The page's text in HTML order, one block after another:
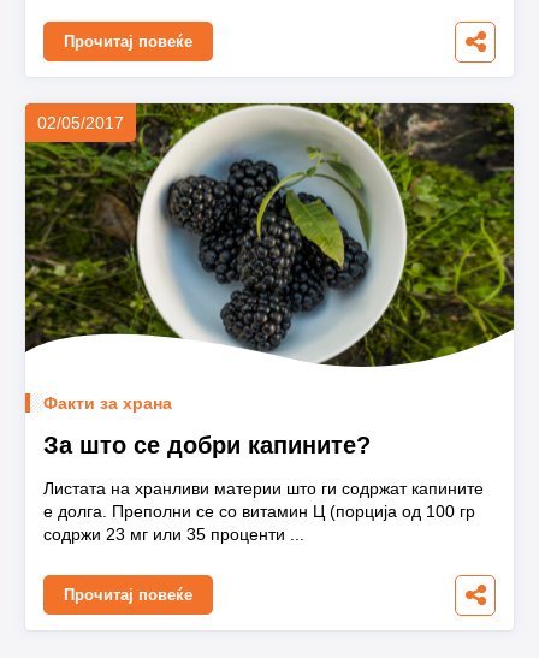
Прочитај повеќе
02/05/2017
Факти за храна
За што се добри капините?
Листата на хранливи материи што ги содржат капините
е долга. Преполни се со витамин Ц (порција од 100 гр
содржи 23 мг или 35 проценти ...
Прочитај повеќе